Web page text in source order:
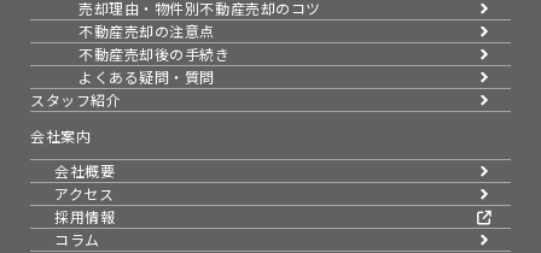
売却理由・物件別不動産売却のコツ
不動産売却の注意点
不動産売却後の手続き
よくある疑問・質問
スタッフ紹介
会社案内
会社概要
アクセス
採用情報
コラム